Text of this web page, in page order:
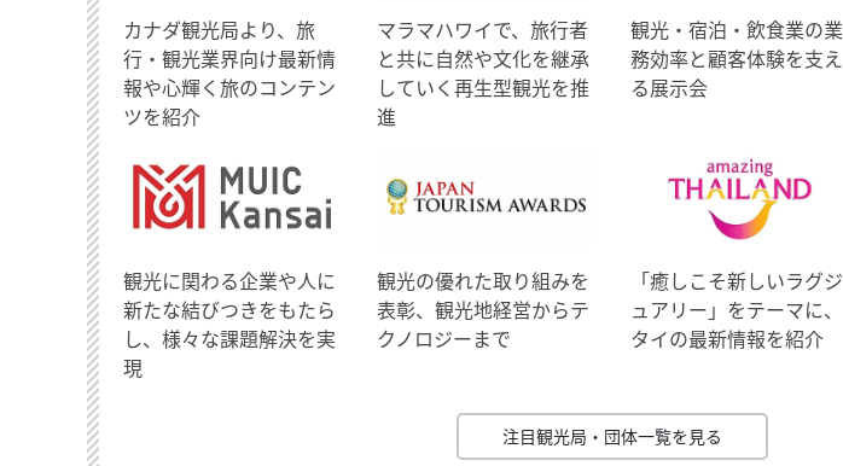
​カナダ観光局より、旅
行・観光業界向け最新情
報や心輝く旅のコンテン
ツを紹介
マラマハワイで、旅行者
と共に自然や文化を継承
していく再生型観光を推
進
観光・宿泊・飲食業の業
務効率と顧客体験を支え
る展示会
観光に関わる企業や人に
新たな結びつきをもたら
し、様々な課題解決を実
現
観光の優れた取り組みを
表彰、観光地経営からテ
クノロジーまで
「癒しこそ新しいラグジ
ュアリー」をテーマに、
タイの最新情報を紹介
注目観光局・団体一覧を見る